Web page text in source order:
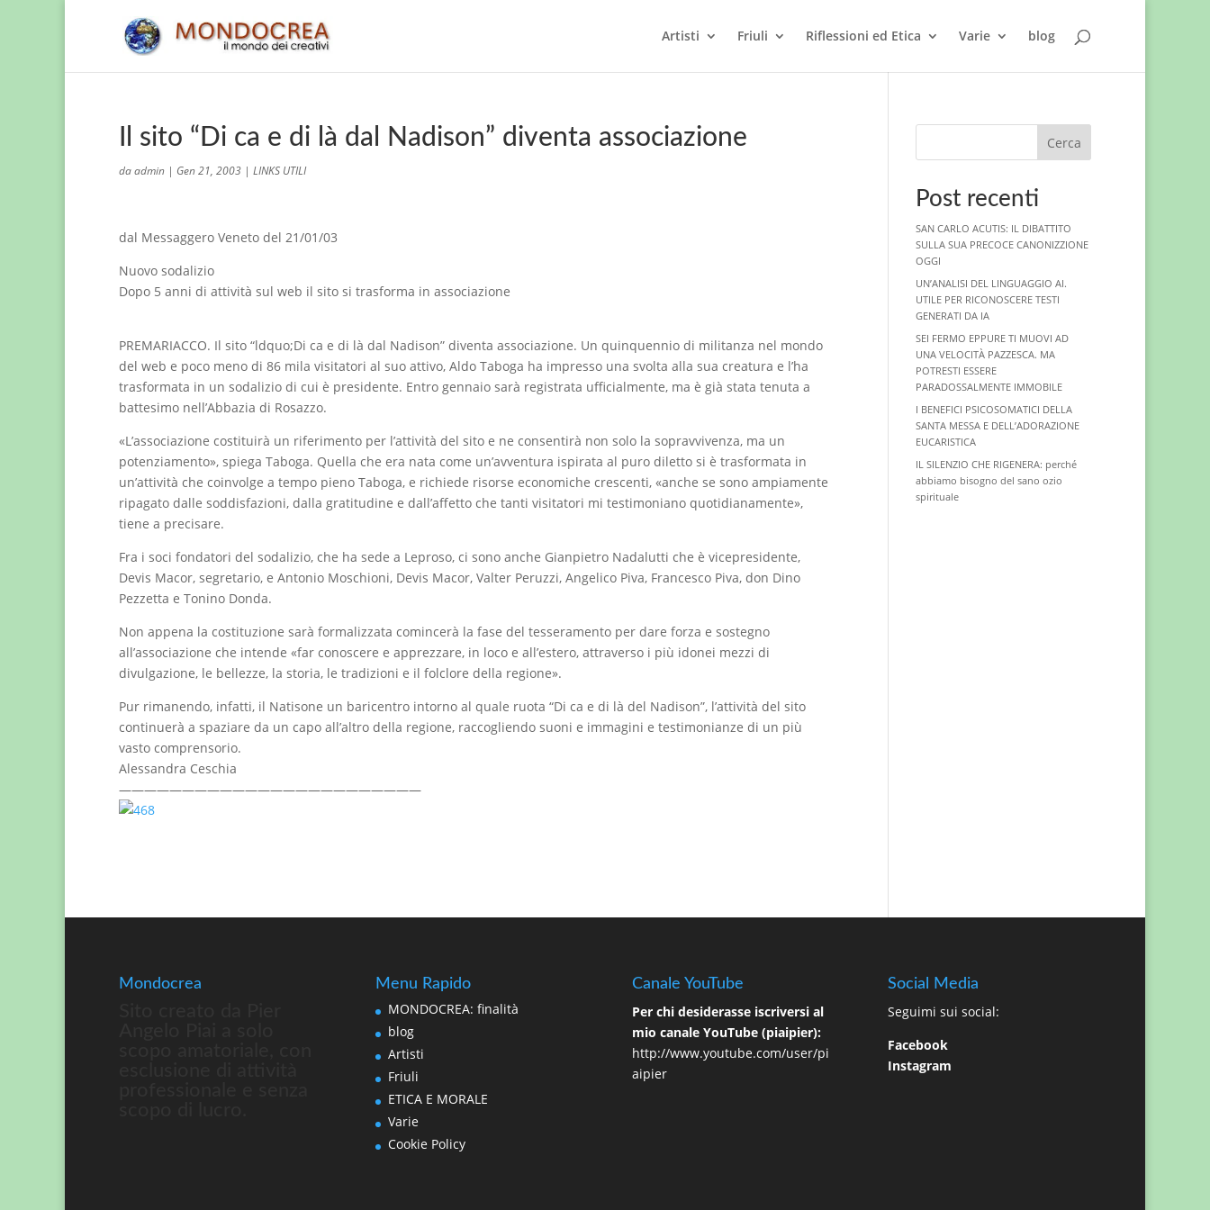
Artisti Friuli Riflessioni ed Etica Varie blog
Il sito “Di ca e di là dal Nadison” diventa associazione
daadmin | Gen 21, 2003 | LINKS UTILI
dal Messaggero Veneto del 21/01/03
Nuovo sodalizio
Dopo 5 anni di attività sul web il sito si trasforma in associazione
PREMARIACCO. Il sito “ldquo;Di ca e di là dal Nadison” diventa associazione. Un quinquennio di militanza nel mondo
del web e poco meno di 86 mila visitatori al suo attivo, Aldo Taboga ha impresso una svolta alla sua creatura e l’ha
trasformata in un sodalizio di cui è presidente. Entro gennaio sarà registrata ufficialmente, ma è già stata tenuta a
battesimo nell’Abbazia di Rosazzo.
«L’associazione costituirà un riferimento per l’attività del sito e ne consentirà non solo la sopravvivenza, ma un
potenziamento», spiega Taboga. Quella che era nata come un’avventura ispirata al puro diletto si è trasformata in
un’attività che coinvolge a tempo pieno Taboga, e richiede risorse economiche crescenti, «anche se sono ampiamente
ripagato dalle soddisfazioni, dalla gratitudine e dall’affetto che tanti visitatori mi testimoniano quotidianamente»,
tiene a precisare.
Fra i soci fondatori del sodalizio, che ha sede a Leproso, ci sono anche Gianpietro Nadalutti che è vicepresidente,
Devis Macor, segretario, e Antonio Moschioni, Devis Macor, Valter Peruzzi, Angelico Piva, Francesco Piva, don Dino
Pezzetta e Tonino Donda.
Non appena la costituzione sarà formalizzata comincerà la fase del tesseramento per dare forza e sostegno
all’associazione che intende «far conoscere e apprezzare, in loco e all’estero, attraverso i più idonei mezzi di
divulgazione, le bellezze, la storia, le tradizioni e il folclore della regione».
Pur rimanendo, infatti, il Natisone un baricentro intorno al quale ruota “Di ca e di là del Nadison”, l’attività del sito
continuerà a spaziare da un capo all’altro della regione, raccogliendo suoni e immagini e testimonianze di un più
vasto comprensorio.
Alessandra Ceschia
————————————————————————
Cerca
Post recenti
SAN CARLO ACUTIS: IL DIBATTITO
SULLA SUA PRECOCE CANONIZZIONE
OGGI
UN’ANALISI DEL LINGUAGGIO AI.
UTILE PER RICONOSCERE TESTI
GENERATI DA IA
SEI FERMO EPPURE TI MUOVI AD
UNA VELOCITÀ PAZZESCA. MA
POTRESTI ESSERE
PARADOSSALMENTE IMMOBILE
I BENEFICI PSICOSOMATICI DELLA
SANTA MESSA E DELL’ADORAZIONE
EUCARISTICA
IL SILENZIO CHE RIGENERA: perché
abbiamo bisogno del sano ozio
spirituale
Mondocrea Menu Rapido
MONDOCREA: finalità
blog
Artisti
Friuli
ETICA E MORALE
Varie
Cookie Policy
Canale YouTube
Per chi desiderasse iscriversi al
mio canale YouTube (piaipier):
http://www.youtube.com/user/pi
aipier
Social Media
Seguimi sui social:
Facebook
Instagram